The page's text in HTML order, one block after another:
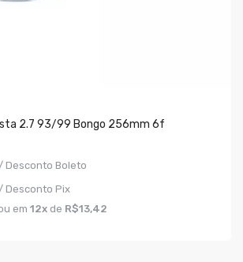
2.7 93/99 Bongo 256mm 6f
Desconto Boleto
Desconto Pix
em 12x de R$13,42